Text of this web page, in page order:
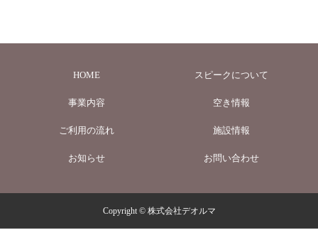
HOME スピークについて
事業内容 空き情報
ご利用の流れ 施設情報
お知らせ お問い合わせ
Copyright © 株式会社デオルマ